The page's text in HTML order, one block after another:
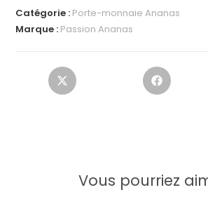
Catégorie : Porte-monnaie Ananas
Marque : Passion Ananas
Vous pourriez